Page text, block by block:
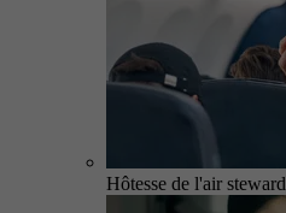
Hôtesse de l'air steward